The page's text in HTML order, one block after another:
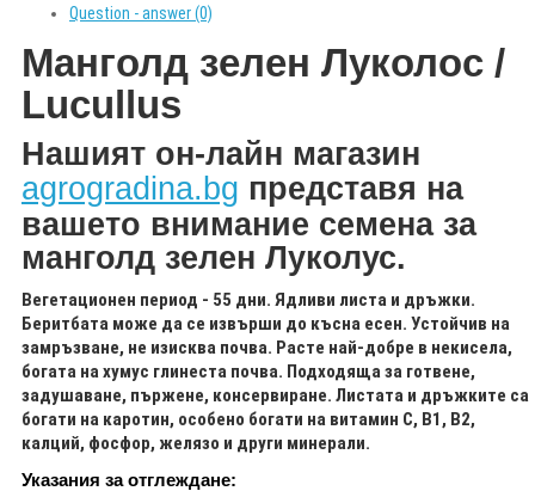
Question - answer (0)
Манголд зелен Луколос /
Lucullus
Нашият он-лайн магазин
agrogradina.bg представя на
вашето внимание семена за
манголд зелен Луколус.
Вегетационен период - 55 дни. Ядливи листа и дръжки.
Беритбата може да се извърши до късна есен. Устойчив на
замръзване, не изисква почва. Расте най-добре в некисела,
богата на хумус глинеста почва. Подходяща за готвене,
задушаване, пържене, консервиране. Листата и дръжките са
богати на каротин, особено богати на витамин С, В1, В2,
калций, фосфор, желязо и други минерали.
Указания за отглеждане: